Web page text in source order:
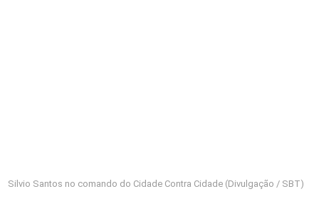
Silvio Santos no comando do Cidade Contra Cidade (Divulgação / SBT)